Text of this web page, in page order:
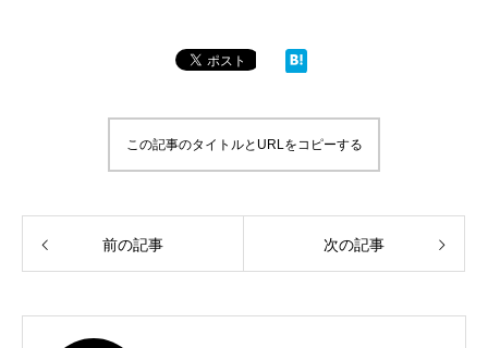
この記事のタイトルとURLをコピーする
前の記事 次の記事